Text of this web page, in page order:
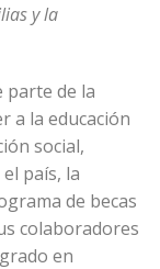
y la
parte de la
a la educación
social,
país, la
de becas
colaboradores
en